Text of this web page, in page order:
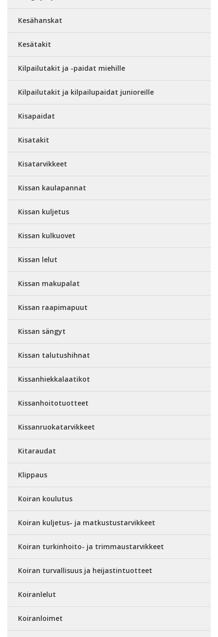
Kesähanskat
Kesätakit
Kilpailutakit ja -paidat miehille
Kilpailutakit ja kilpailupaidat junioreille
Kisapaidat
Kisatakit
Kisatarvikkeet
Kissan kaulapannat
Kissan kuljetus
Kissan kulkuovet
Kissan lelut
Kissan makupalat
Kissan raapimapuut
Kissan sängyt
Kissan talutushihnat
Kissanhiekkalaatikot
Kissanhoitotuotteet
Kissanruokatarvikkeet
Kitaraudat
Klippaus
Koiran koulutus
Koiran kuljetus- ja matkustustarvikkeet
Koiran turkinhoito- ja trimmaustarvikkeet
Koiran turvallisuus ja heijastintuotteet
Koiranlelut
Koiranloimet